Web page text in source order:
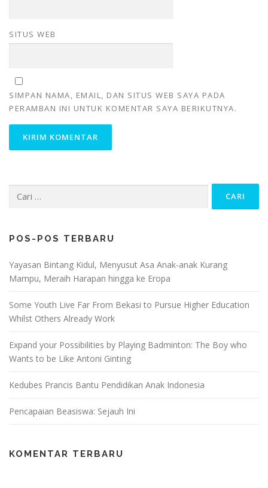
SITUS WEB
SIMPAN NAMA, EMAIL, DAN SITUS WEB SAYA PADA
PERAMBAN INI UNTUK KOMENTAR SAYA BERIKUTNYA.
POS-POS TERBARU
Yayasan Bintang Kidul, Menyusut Asa Anak-anak Kurang
Mampu, Meraih Harapan hingga ke Eropa
Some Youth Live Far From Bekasi to Pursue Higher Education
Whilst Others Already Work
Expand your Possibilities by Playing Badminton: The Boy who
Wants to be Like Antoni Ginting
Kedubes Prancis Bantu Pendidikan Anak Indonesia
Pencapaian Beasiswa: Sejauh Ini
KOMENTAR TERBARU